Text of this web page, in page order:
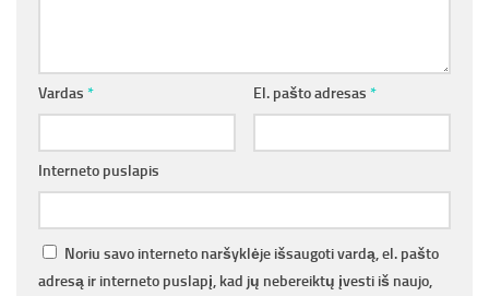
Vardas * El. pašto adresas *
Interneto puslapis
Noriu savo interneto naršyklėje išsaugoti vardą, el. pašto
adresą ir interneto puslapį, kad jų nebereiktų įvesti iš naujo,